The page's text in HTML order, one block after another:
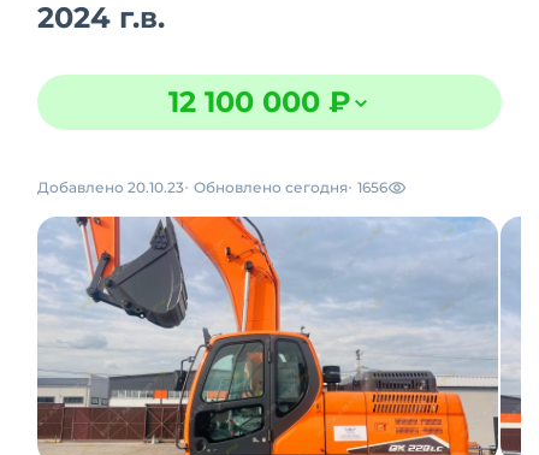
2024 г.в.
12 100 000 ₽
Добавлено 20.10.23 Обновлено сегодня 1656